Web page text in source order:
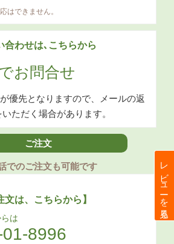
レビューを見る
はできません。
合わせは､こちらから
お問合せ
優先となりますので、メールの返
ただく場合があります。
ご注文
でのご注文も可能です
文は、こちらから】
は
8996